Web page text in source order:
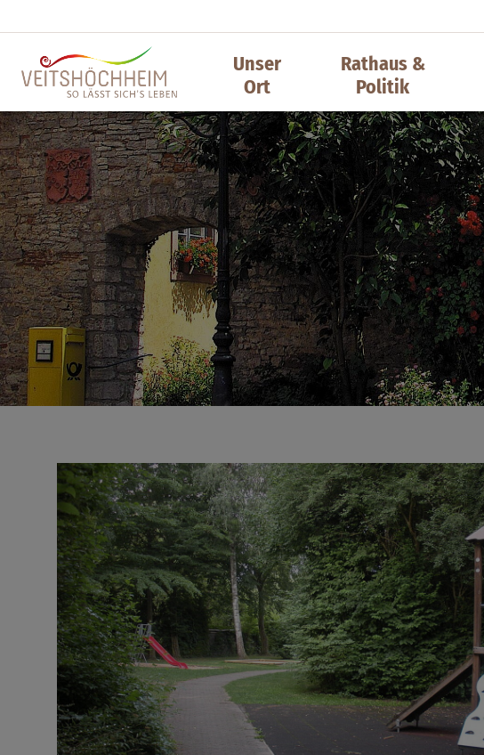
Unser
Ort
Rathaus &
Politik